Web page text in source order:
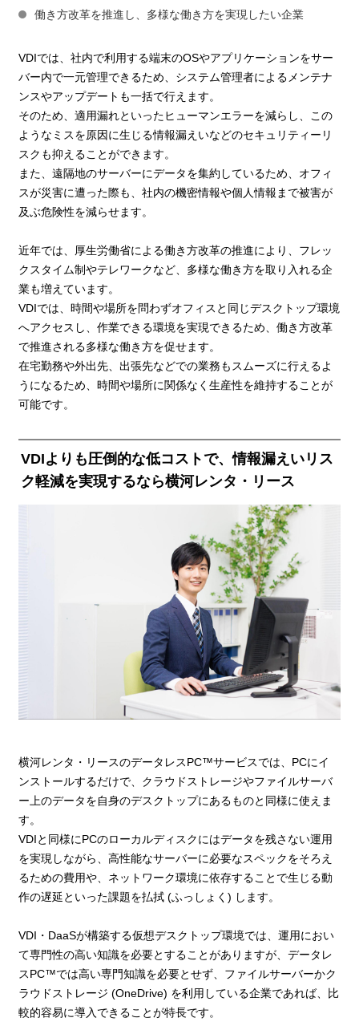
働き方改革を推進し、多様な働き方を実現したい企業
VDIでは、社内で利用する端末のOSやアプリケーションをサー
バー内で一元管理できるため、システム管理者によるメンテナ
ンスやアップデートも一括で行えます。
そのため、適用漏れといったヒューマンエラーを減らし、この
ようなミスを原因に生じる情報漏えいなどのセキュリティーリ
スクも抑えることができます。
また、遠隔地のサーバーにデータを集約しているため、オフィ
スが災害に遭った際も、社内の機密情報や個人情報まで被害が
及ぶ危険性を減らせます。
近年では、厚生労働省による働き方改革の推進により、フレッ
クスタイム制やテレワークなど、多様な働き方を取り入れる企
業も増えています。
VDIでは、時間や場所を問わずオフィスと同じデスクトップ環境
へアクセスし、作業できる環境を実現できるため、働き方改革
で推進される多様な働き方を促せます。
在宅勤務や外出先、出張先などでの業務もスムーズに行えるよ
うになるため、時間や場所に関係なく生産性を維持することが
可能です。
VDIよりも圧倒的な低コストで、情報漏えいリス
ク軽減を実現するなら横河レンタ・リース
横河レンタ・リースのデータレスPC™サービスでは、PCにイ
ンストールするだけで、クラウドストレージやファイルサーバ
ー上のデータを自身のデスクトップにあるものと同様に使えま
す。
VDIと同様にPCのローカルディスクにはデータを残さない運用
を実現しながら、高性能なサーバーに必要なスペックをそろえ
るための費用や、ネットワーク環境に依存することで生じる動
作の遅延といった課題を払拭 (ふっしょく) します。
VDI・DaaSが構築する仮想デスクトップ環境では、運用におい
て専門性の高い知識を必要とすることがありますが、データレ
スPC™では高い専門知識を必要とせず、ファイルサーバーかク
ラウドストレージ (OneDrive) を利用している企業であれば、比
較的容易に導入できることが特長です。